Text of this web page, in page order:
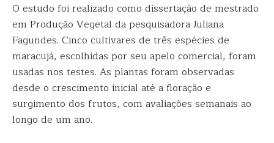
O estudo foi realizado como dissertação de mestrado
em Produção Vegetal da pesquisadora Juliana
Fagundes. Cinco cultivares de três espécies de
maracujá, escolhidas por seu apelo comercial, foram
usadas nos testes. As plantas foram observadas
desde o crescimento inicial até a floração e
surgimento dos frutos, com avaliações semanais ao
longo de um ano.